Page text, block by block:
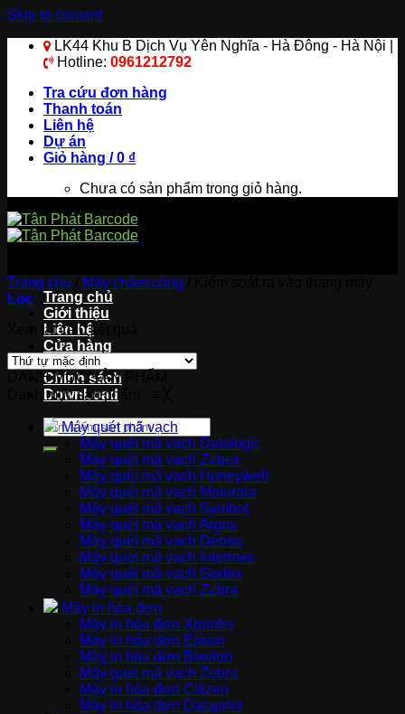
Skip to content
LK44 Khu B Dịch Vụ Yên Nghĩa - Hà Đông - Hà Nội |
Hotline: 0961212792
Tra cứu đơn hàng
Thanh toán
Liên hệ
Dự án
Giỏ hàng /0 ₫
Chưa có sản phẩm trong giỏ hàng.
Trang chủ
Giới thiệu
Liên hệ
Cửa hàng
Tin tức
Chính sách
DownLoad
Trang chủ Máy chấm công
Lọc
Xem tất cả 0 kết quả
DANH MỤC SẢN PHẨM
Danh mục sản phẩm
Máy quét mã vạch
Máy quét mã vạch Datalogic
Máy quét mã vạch Zebex
Máy quét mã vạch Honeywell
Máy quét mã vạch Motorola
Máy quét mã vạch Symbol
Máy quét mã vạch Argox
Máy quét mã vạch Denso
Máy quét mã vạch Intermec
Máy quét mã vạch Godex
Máy quét mã vạch Zebra
Máy in hóa đơn
Máy in hóa đơn Xprinter
Máy in hóa đơn Epson
Máy in hóa đơn Bixolon
Máy quét mã vạch Zebra
Máy in hóa đơn Citizen
Máy in hóa đơn Dataprint